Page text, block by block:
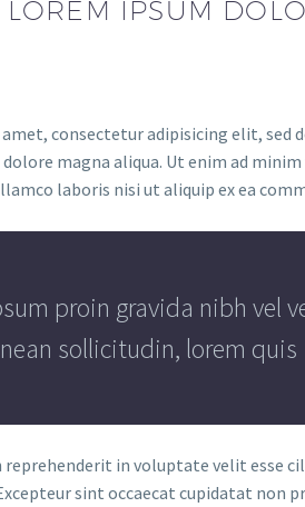
LOREM IPSUM
consectetur adipisicing elit, sed
magna aliqua. Ut enim ad minim
laboris nisi ut aliquip ex ea
proin gravida nibh vel
sollicitudin, lorem quis
reprehenderit in voluptate velit esse
sint occaecat cupidatat non